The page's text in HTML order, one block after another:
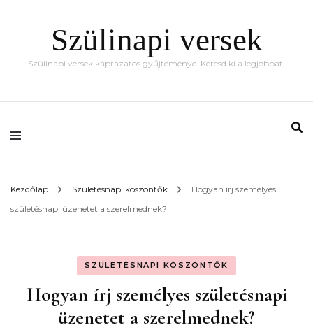
Szülinapi versek
Szülinapi versek káprázatos gyűjteménye. Keresd ki a legjobbat.
Kezdőlap Születésnapi köszöntők
Hogyan írj személyes
születésnapi üzenetet a szerelmednek?
SZÜLETÉSNAPI KÖSZÖNTŐK
Hogyan írj személyes születésnapi
üzenetet a szerelmednek?